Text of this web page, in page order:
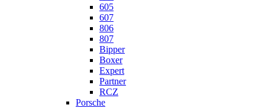
605
607
806
807
Bipper
Boxer
Expert
Partner
RCZ
Porsche